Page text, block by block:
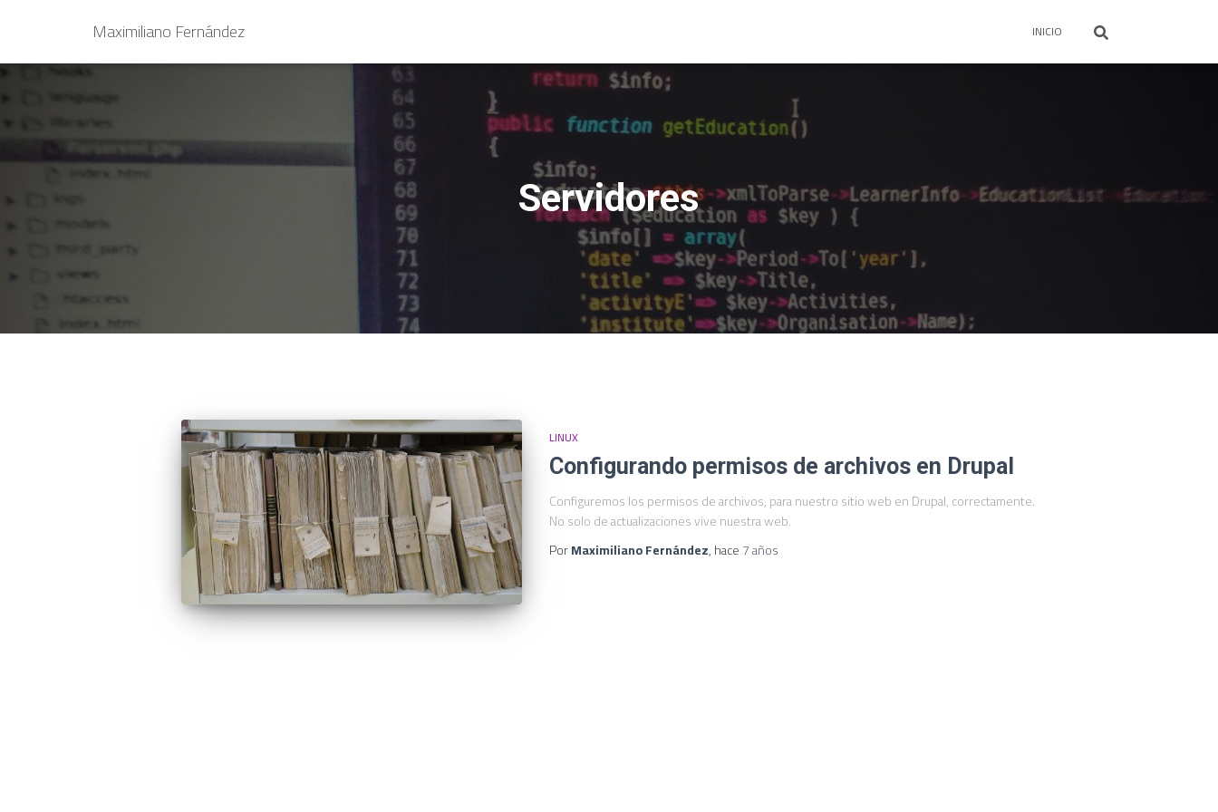
Maximiliano Fernández INICIO
Servidores
LINUX
Configurando permisos de archivos en Drupal
Configuremos los permisos de archivos, para nuestro sitio web en Drupal, correctamente.
No solo de actualizaciones vive nuestra web.
PorMaximiliano Fernández, hace7 años